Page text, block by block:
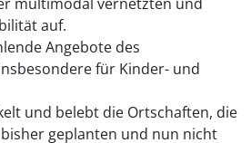
auf.
Angebote des
für Kinder- und
und belebt die Ortschaften, die
geplanten und nun nicht